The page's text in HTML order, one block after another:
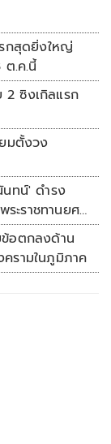
กสุดยิ่งใหญ่
ต.ค.นี้
ซิงเกิลแรก
มตั้งวง
นทน์' ดำรง
ะราชทานยศ
อตกลงด้าน
ครามในภูมิภาค